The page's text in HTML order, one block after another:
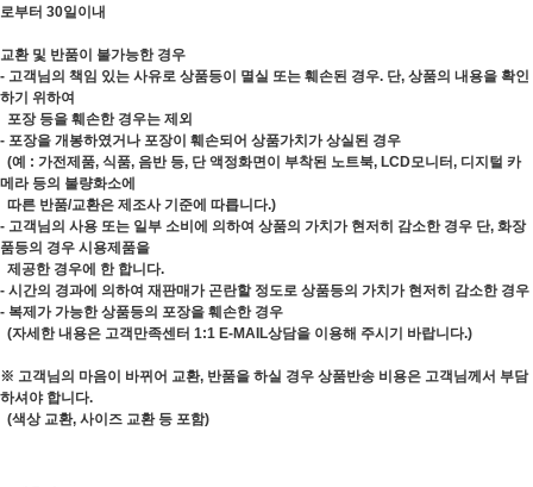
로부터 30일이내
교환 및 반품이 불가능한 경우
- 고객님의 책임 있는 사유로 상품등이 멸실 또는 훼손된 경우. 단, 상품의 내용을 확인
하기 위하여
포장 등을 훼손한 경우는 제외
- 포장을 개봉하였거나 포장이 훼손되어 상품가치가 상실된 경우
(예 : 가전제품, 식품, 음반 등, 단 액정화면이 부착된 노트북, LCD모니터, 디지털 카
메라 등의 불량화소에
따른 반품/교환은 제조사 기준에 따릅니다.)
- 고객님의 사용 또는 일부 소비에 의하여 상품의 가치가 현저히 감소한 경우 단, 화장
품등의 경우 시용제품을
제공한 경우에 한 합니다.
- 시간의 경과에 의하여 재판매가 곤란할 정도로 상품등의 가치가 현저히 감소한 경우
- 복제가 가능한 상품등의 포장을 훼손한 경우
(자세한 내용은 고객만족센터 1:1 E-MAIL상담을 이용해 주시기 바랍니다.)
※ 고객님의 마음이 바뀌어 교환, 반품을 하실 경우 상품반송 비용은 고객님께서 부담
하셔야 합니다.
(색상 교환, 사이즈 교환 등 포함)